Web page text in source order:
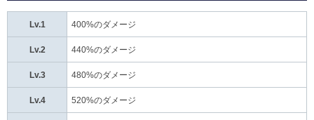
Lv.1 400%のダメージ
Lv.2 440%のダメージ
Lv.3 480%のダメージ
Lv.4 520%のダメージ